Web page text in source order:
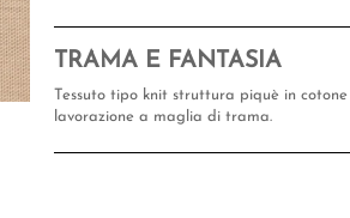
TRAMA E FANTASIA
Tessuto tipo knit struttura piquè in
lavorazione a maglia di trama.